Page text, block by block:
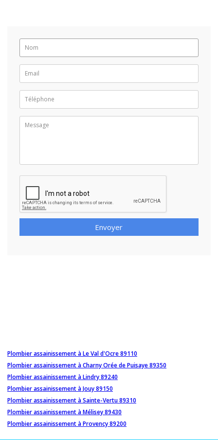
Envoyer
Plombier assainissement à Le Val d'Ocre 89110
Plombier assainissement à Charny Orée de Puisaye 89350
Plombier assainissement à Lindry 89240
Plombier assainissement à Jouy 89150
Plombier assainissement à Sainte-Vertu 89310
Plombier assainissement à Mélisey 89430
Plombier assainissement à Provency 89200